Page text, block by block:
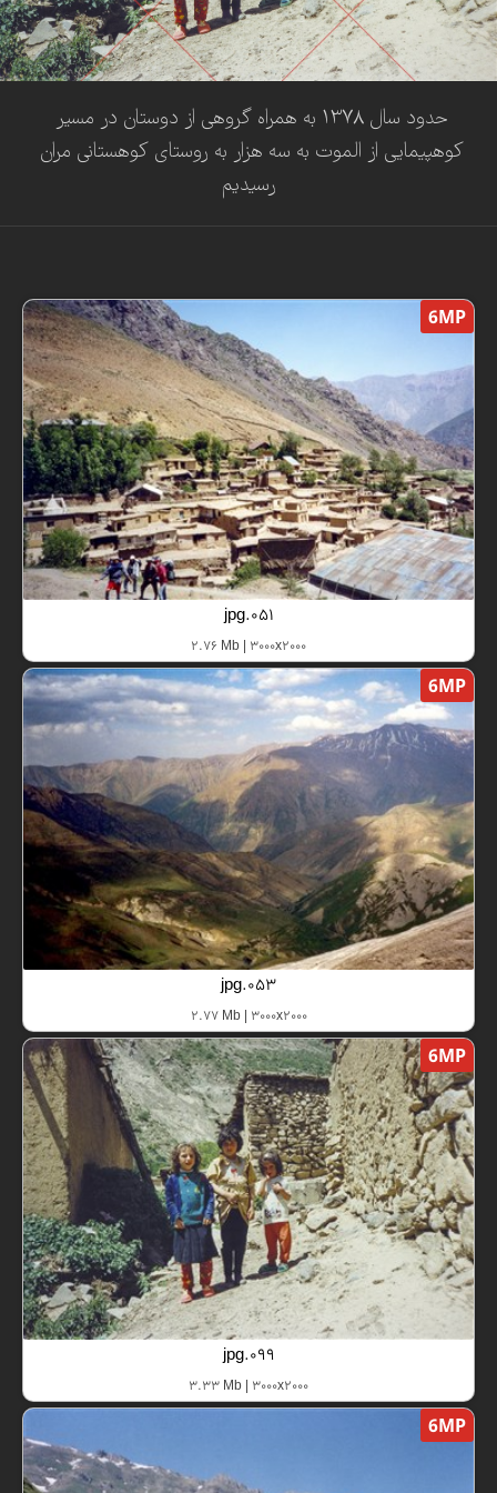
حدود سال ۱۳۷۸ به همراه گروهی از دوستان در مسیر
کوهپیمایی از الموت به سه هزار به روستای کوهستانی مران
رسیدیم
6MP
051.jpg
2.76 Mb | 3000x2000
6MP
053.jpg
2.77 Mb | 3000x2000
6MP
099.jpg
3.33 Mb | 3000x2000
6MP